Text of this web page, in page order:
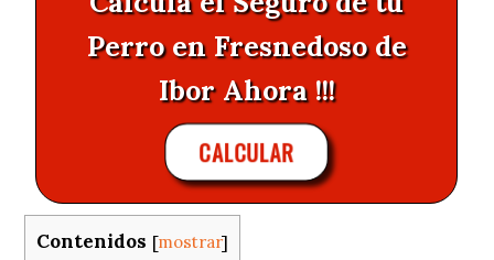
Perro en Fresnedoso de
Ibor Ahora !!!
CALCULAR
Contenidos [mostrar]